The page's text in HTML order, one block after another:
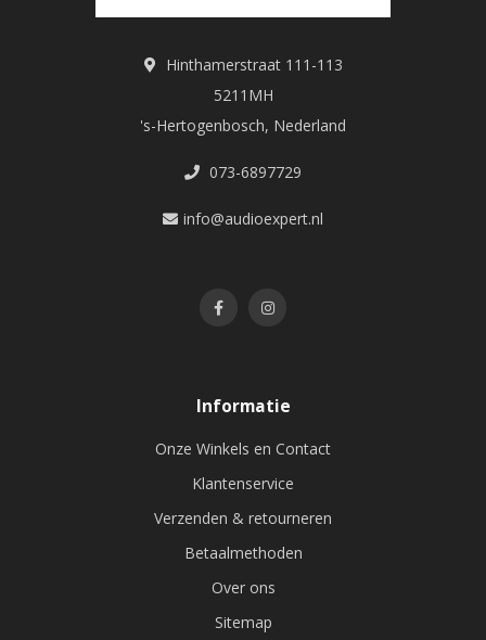
Hinthamerstraat 111-113
5211MH
's-Hertogenbosch, Nederland
073-6897729
info@audioexpert.nl
Informatie
Onze Winkels en Contact
Klantenservice
Verzenden & retourneren
Betaalmethoden
Over ons
Sitemap